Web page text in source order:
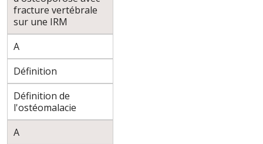
fracture vertébrale
sur une IRM
A
Définition
Définition de
l'ostéomalacie
A